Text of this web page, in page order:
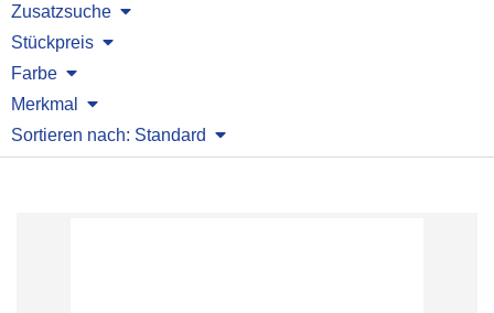
Zusatzsuche
Stückpreis
Farbe
Merkmal
Sortieren nach: Standard